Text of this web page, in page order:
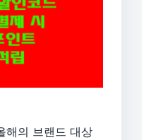
해의 브랜드 대상